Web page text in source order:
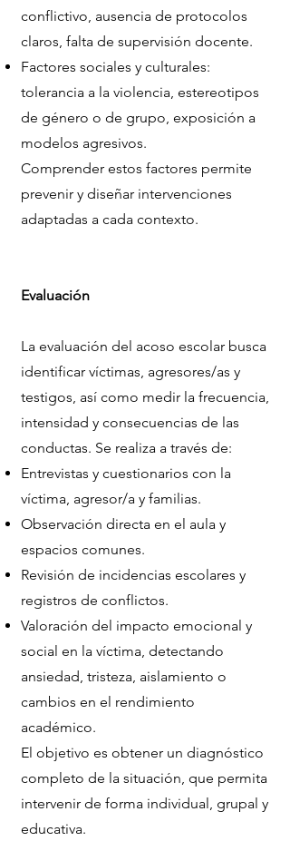
conflictivo, ausencia de protocolos
claros, falta de supervisión docente.
Factores sociales y culturales:
tolerancia a la violencia, estereotipos
de género o de grupo, exposición a
modelos agresivos.
Comprender estos factores permite
prevenir y diseñar intervenciones
adaptadas a cada contexto.
Evaluación
La evaluación del acoso escolar busca
identificar víctimas, agresores/as y
testigos, así como medir la frecuencia,
intensidad y consecuencias de las
conductas. Se realiza a través de:
Entrevistas y cuestionarios con la
víctima, agresor/a y familias.
Observación directa en el aula y
espacios comunes.
Revisión de incidencias escolares y
registros de conflictos.
Valoración del impacto emocional y
social en la víctima, detectando
ansiedad, tristeza, aislamiento o
cambios en el rendimiento
académico.
El objetivo es obtener un diagnóstico
completo de la situación, que permita
intervenir de forma individual, grupal y
educativa.